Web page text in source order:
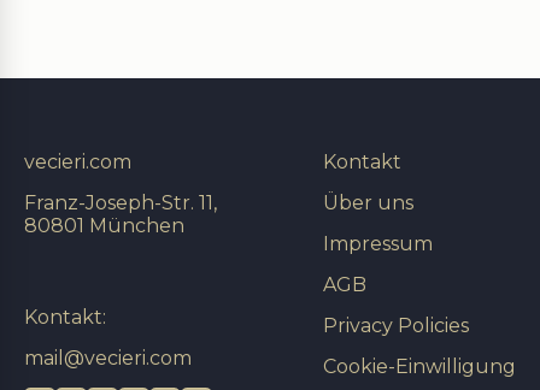
Kontakt
Über uns
Impressum
AGB
Privacy Policies
Cookie-Einwilligung
vecieri.com
Franz-Joseph-Str. 11,
80801 München
Kontakt:
mail@vecieri.com